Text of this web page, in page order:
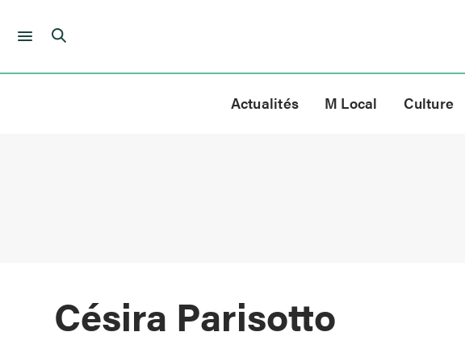
Skip
Actualités M Local Culture
Césira Parisotto